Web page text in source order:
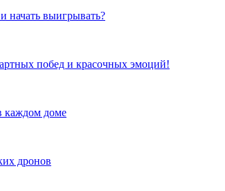
начать выигрывать?
побед и красочных эмоций!
каждом доме
дронов